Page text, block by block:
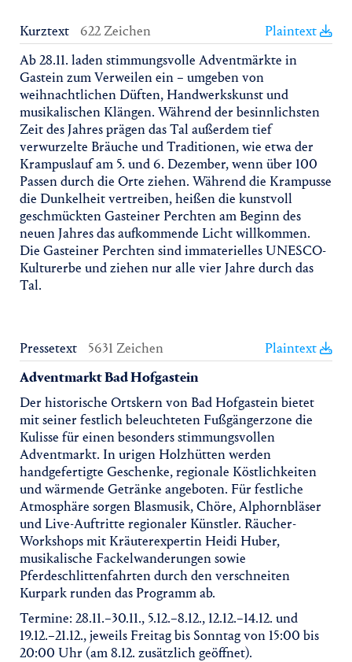
Kurztext 622 Zeichen
Plaintext
Ab 28.11. laden stimmungsvolle Adventmärkte in
Gastein zum Verweilen ein – umgeben von
weihnachtlichen Düften, Handwerkskunst und
musikalischen Klängen. Während der besinnlichsten
Zeit des Jahres prägen das Tal außerdem tief
verwurzelte Bräuche und Traditionen, wie etwa der
Krampuslauf am 5. und 6. Dezember, wenn über 100
Passen durch die Orte ziehen. Während die Krampusse
die Dunkelheit vertreiben, heißen die kunstvoll
geschmückten Gasteiner Perchten am Beginn des
neuen Jahres das aufkommende Licht willkommen.
Die Gasteiner Perchten sind immaterielles UNESCO-
Kulturerbe und ziehen nur alle vier Jahre durch das
Tal.
Pressetext 5631 Zeichen
Plaintext
Adventmarkt Bad Hofgastein
Der historische Ortskern von Bad Hofgastein bietet
mit seiner festlich beleuchteten Fußgängerzone die
Kulisse für einen besonders stimmungsvollen
Adventmarkt. In urigen Holzhütten werden
handgefertigte Geschenke, regionale Köstlichkeiten
und wärmende Getränke angeboten. Für festliche
Atmosphäre sorgen Blasmusik, Chöre, Alphornbläser
und Live-Auftritte regionaler Künstler. Räucher-
Workshops mit Kräuterexpertin Heidi Huber,
musikalische Fackelwanderungen sowie
Pferdeschlittenfahrten durch den verschneiten
Kurpark runden das Programm ab.
Termine: 28.11.–30.11., 5.12.–8.12., 12.12.–14.12. und
19.12.–21.12., jeweils Freitag bis Sonntag von 15:00 bis
20:00 Uhr (am 8.12. zusätzlich geöffnet).